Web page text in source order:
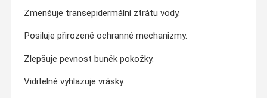
Zmenšuje transepidermální ztrátu vody.
Posiluje přirozeně ochranné mechanizmy.
Zlepšuje pevnost buněk pokožky.
Viditelně vyhlazuje vrásky.